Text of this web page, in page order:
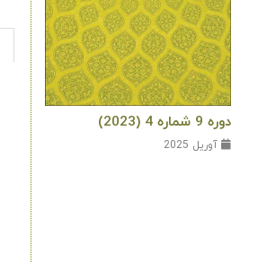
دوره 9 شماره 4 (2023)
آوریل 2025